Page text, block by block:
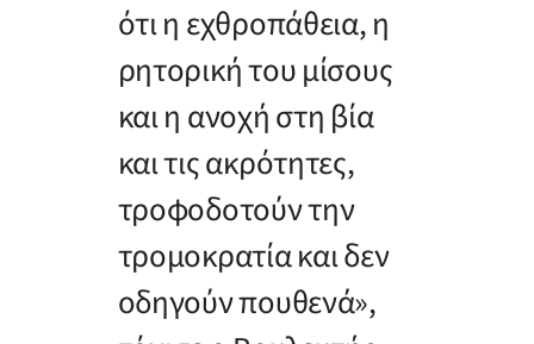
ότι η εχθροπάθεια, η
ρητορική του μίσους
και η ανοχή στη βία
και τις ακρότητες,
τροφοδοτούν την
τρομοκρατία και δεν
οδηγούν πουθενά»,